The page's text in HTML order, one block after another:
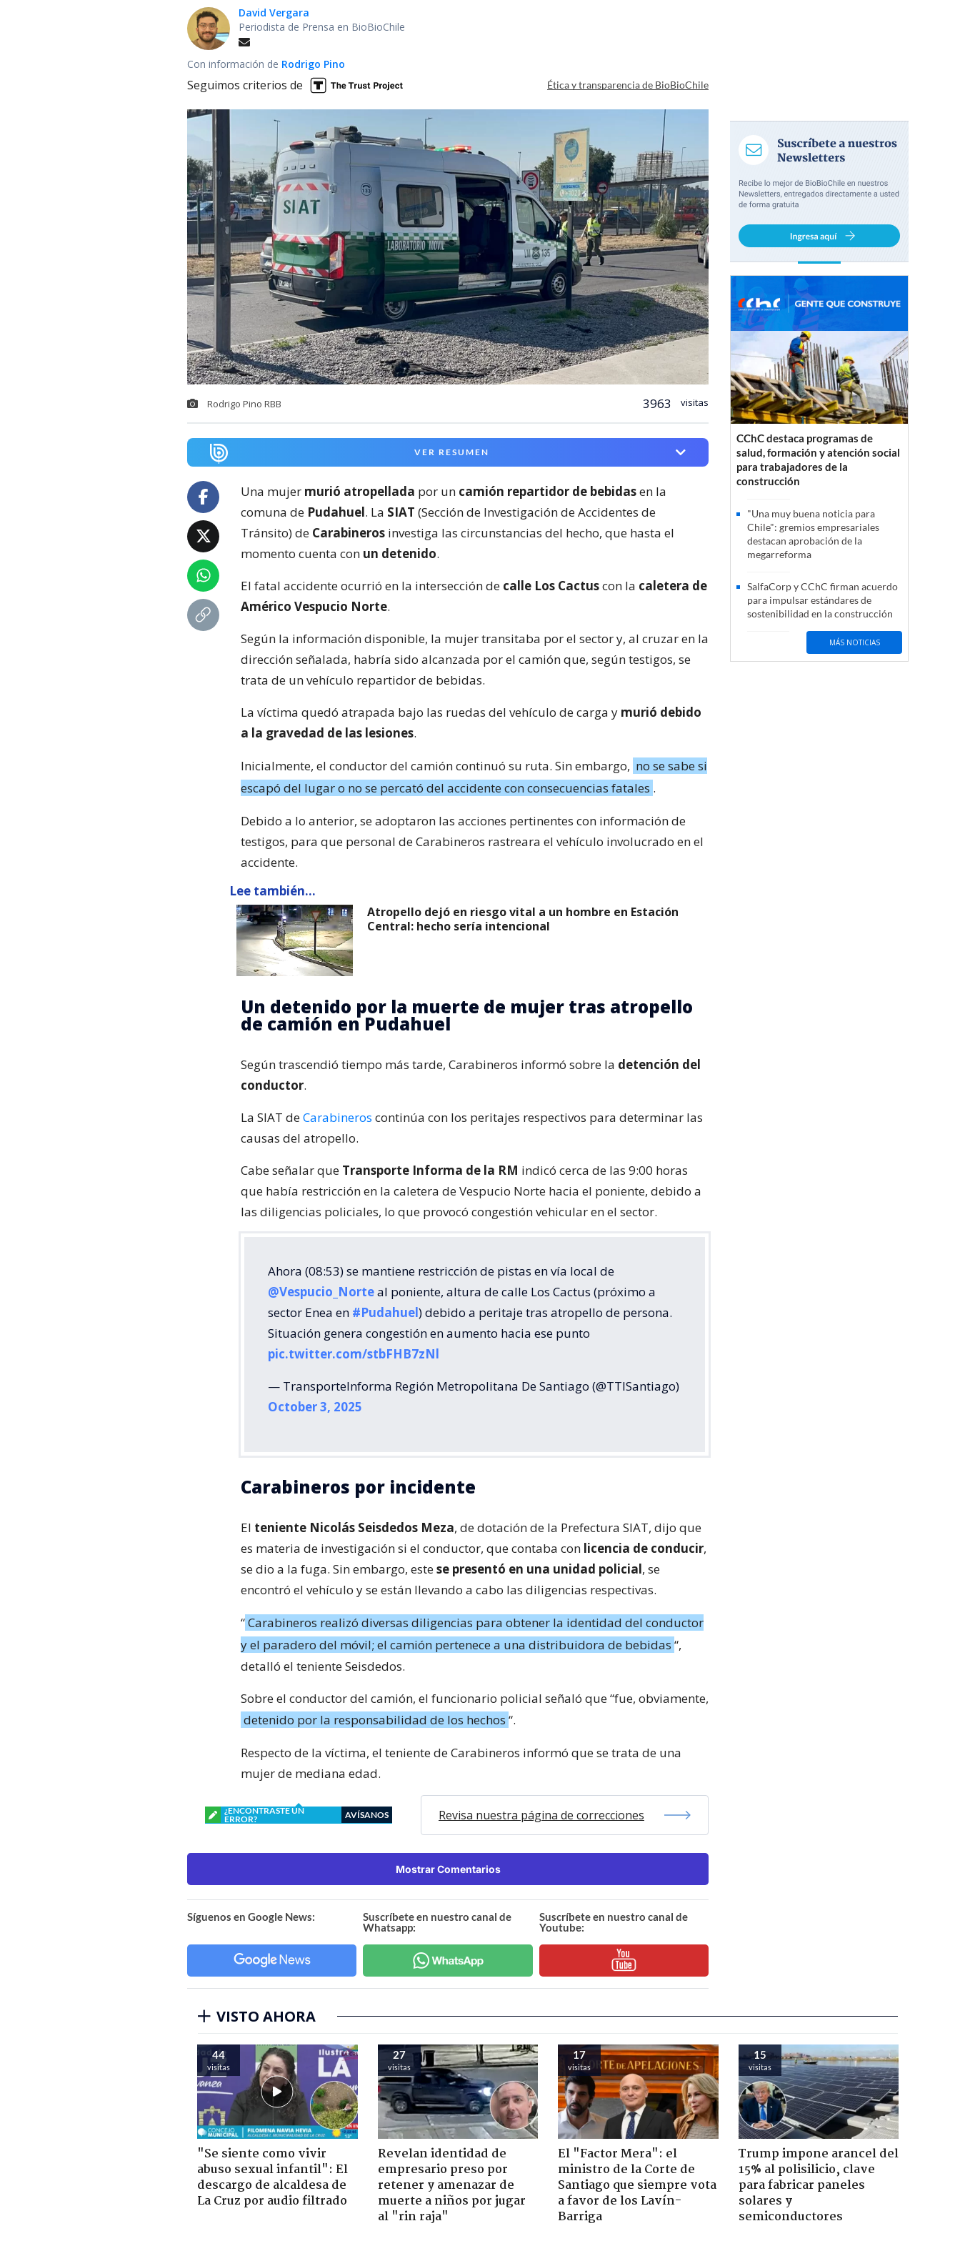
David Vergara
Periodista de Prensa en BioBioChile
Con información de Rodrigo Pino
Seguimos criterios de Ética y transparencia de BioBioChile
Rodrigo Pino RBB 3963 visitas
VER RESUMEN
Una mujer murió atropellada por un camión repartidor de bebidasen la
comuna de Pudahuel. La SIAT (Sección de Investigación de Accidentes de
Tránsito) de Carabineros investiga las circunstancias del hecho, que hasta el
momento cuenta con un detenido.
El fatal accidente ocurrió en la intersección de calle Los Cactuscon la caletera de
Américo Vespucio Norte.
Según la información disponible, la mujer transitaba por el sector y, al cruzar en la
dirección señalada, habría sido alcanzada por el camión que, según testigos, se
trata de un vehículo repartidor de bebidas.
La víctima quedó atrapada bajo las ruedas del vehículo de carga y murió debido
a la gravedad de las lesiones.
Inicialmente, el conductor del camión continuó su ruta. Sin embargo, no se sabe si
escapó del lugar o no se percató del accidente con consecuencias fatales .
Debido a lo anterior, se adoptaron las acciones pertinentes con información de
testigos, para que personal de Carabineros rastreara el vehículo involucrado en el
accidente.
Lee también...
Atropello dejó en riesgo vital a un hombre en Estación
Central: hecho sería intencional
Un detenido por la muerte de mujer tras atropello
de camión en Pudahuel
Según trascendió tiempo más tarde, Carabineros informó sobre la detención del
conductor.
La SIAT deCarabineros continúa con los peritajes respectivos para determinar las
causas del atropello.
Cabe señalar que Transporte Informa de la RM indicó cerca de las 9:00 horas
que había restricción en la caletera de Vespucio Norte hacia el poniente, debido a
las diligencias policiales, lo que provocó congestión vehicular en el sector.
Ahora (08:53) se mantiene restricción de pistas en vía local de
@Vespucio_Norteal poniente, altura de calle Los Cactus (próximo a
sector Enea en #Pudahuel) debido a peritaje tras atropello de persona.
Situación genera congestión en aumento hacia ese punto
pic.twitter.com/stbFHB7zNl
— TransporteInforma Región Metropolitana De Santiago (@TTISantiago)
October 3, 2025
Carabineros por incidente
El teniente Nicolás Seisdedos Meza, de dotación de la Prefectura SIAT, dijo que
es materia de investigación si el conductor, que contaba con licencia de conducir,
se dio a la fuga. Sin embargo, estese presentó en una unidad policial, se
encontró el vehículo y se están llevando a cabo las diligencias respectivas.
“Carabineros realizó diversas diligencias para obtener la identidad del conductor
y el paradero del móvil; el camión pertenece a una distribuidora de bebidas “,
detalló el teniente Seisdedos.
Sobre el conductor del camión, el funcionario policial señaló que “fue, obviamente,
detenido por la responsabilidad de los hechos “.
Respecto de la víctima, el teniente de Carabineros informó que se trata de una
mujer de mediana edad.
¿ENCONTRASTE UN
ERROR?
AVÍSANOS Revisa nuestra página de correcciones
Mostrar Comentarios
Síguenos en Google News:
Suscríbete en nuestro canal de
Whatsapp:
Suscríbete en nuestro canal de
Youtube:
CChC destaca programas de
salud, formación y atención social
para trabajadores de la
construcción
"Una muy buena noticia para
Chile": gremios empresariales
destacan aprobación de la
megarreforma
SalfaCorp y CChC firman acuerdo
para impulsar estándares de
sostenibilidad en la construcción
MÁS NOTICIAS
VISTO AHORA
44
visitas
"Se siente como vivir
abuso sexual infantil": El
descargo de alcaldesa de
La Cruz por audio filtrado
27
visitas
Revelan identidad de
empresario preso por
retener y amenazar de
muerte a niños por jugar
al "rin raja"
17
visitas
El "Factor Mera": el
ministro de la Corte de
Santiago que siempre vota
a favor de los Lavín-
Barriga
15
visitas
Trump impone arancel del
15% al polisilicio, clave
para fabricar paneles
solares y
semiconductores